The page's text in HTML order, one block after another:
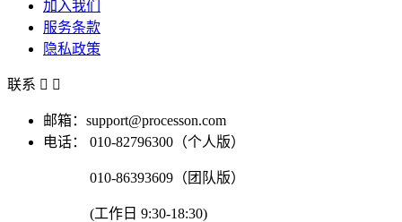
加入我们
服务条款
隐私政策
联系  
邮箱：support@processon.com
电话：
010-82796300（个人版）
010-86393609（团队版）
(工作日 9:30-18:30)